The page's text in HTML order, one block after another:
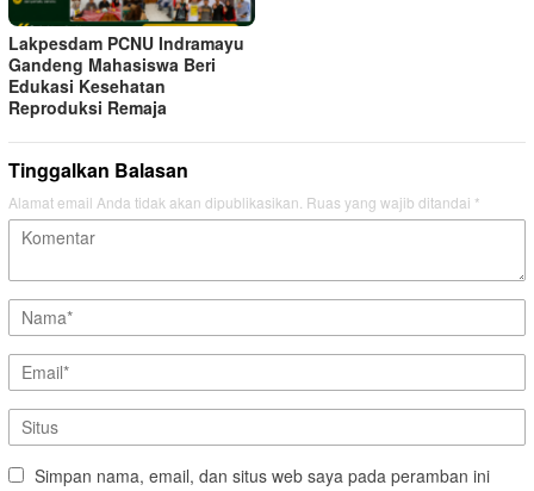
Lakpesdam PCNU Indramayu
Gandeng Mahasiswa Beri
Edukasi Kesehatan
Reproduksi Remaja
Tinggalkan Balasan
Alamat email Anda tidak akan dipublikasikan. Ruas yang wajib ditandai *
Simpan nama, email, dan situs web saya pada peramban ini